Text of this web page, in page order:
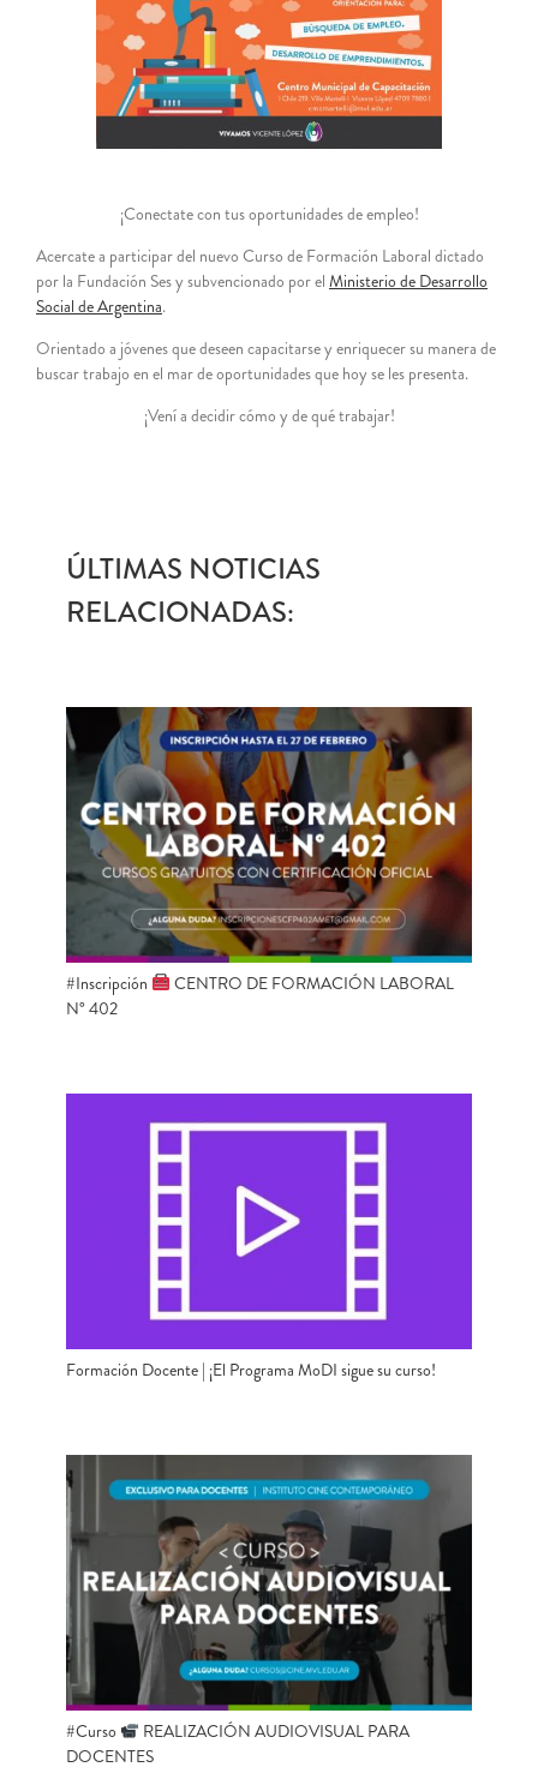
¡Conectate con tus oportunidades de empleo!
Acercate a participar del nuevo Curso de Formación Laboral dictado
por la Fundación Ses y subvencionado por el Ministerio de Desarrollo
Social de Argentina.
Orientado a jóvenes que deseen capacitarse y enriquecer su manera de
buscar trabajo en el mar de oportunidades que hoy se les presenta.
¡Vení a decidir cómo y de qué trabajar!
ÚLTIMAS NOTICIAS
RELACIONADAS:
#Inscripción
CENTRO DE FORMACIÓN LABORAL
N° 402
Formación Docente | ¡El Programa MoDI sigue su curso!
#Curso
REALIZACIÓN AUDIOVISUAL PARA
DOCENTES